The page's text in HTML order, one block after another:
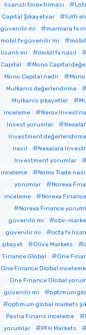
lisanslı forex firması
Capital Şikayetvar
lütfi
güvenilir mi
marmara fx
mobil fx güvenilir mi
lisanlı mı
mobil fx nasıl
Capital
Mono Capital
Mono Capital nedir
Mulkanis değerlendirme
Mulkanis şikayetler
inceleme
Nerox Invest
Invest yorumlar
Investment değerlendirme
nasıl
Nexalara
Investment yorumlar
inceleme
Nomo Trade nasıl
yorumlar
Norexa
inceleme
Norexa
Norexa Finance
güvenilir mi
obv-
güvenilir mi
octa fx
şikayet
Olive Markets
Finance Global
One
One Finance Global inceleme
One Finance Global
güvenilir mi
optimum
optimum global markets
Pasha Finans inceleme
yorumlar
PFH Markets